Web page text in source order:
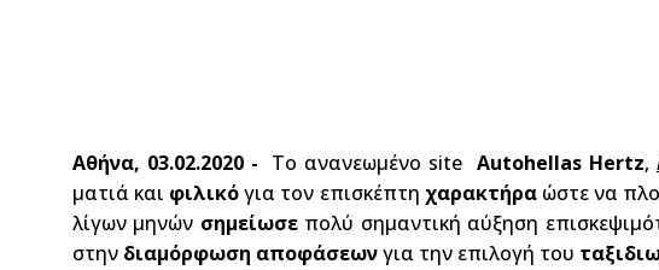
Αθήνα, 03.02.2020 - Το ανανεωμένο site Autohellas Hertz,
ματιά και φιλικόγια τον επισκέπτη χαρακτήραώστε να
λίγων μηνών σημείωσεπολύ σημαντική αύξηση
στην διαμόρφωση αποφάσεωνγια την επιλογή του